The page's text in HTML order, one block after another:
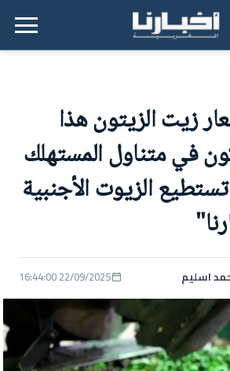
القائمة الرئيسية
زيت الزيتون هذا
في متناول المستهلك
الزيوت الأجنبية
اسليم 22/09/2025 16:44:00